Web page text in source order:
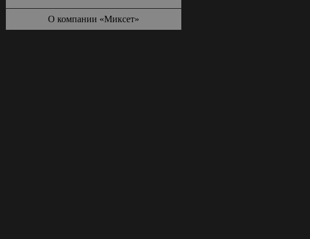
О компании «Миксет»